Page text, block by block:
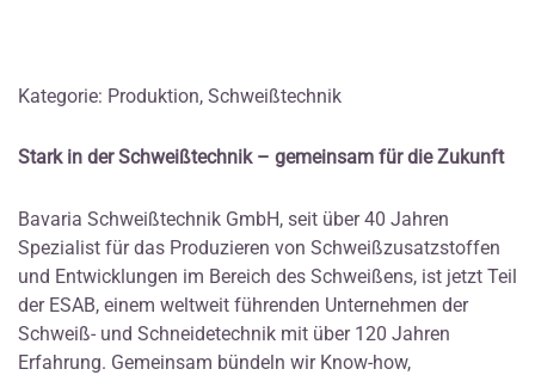
Kategorie: Produktion, Schweißtechnik
Stark in der Schweißtechnik – gemeinsam für die Zukunft
Bavaria Schweißtechnik GmbH, seit über 40 Jahren
Spezialist für das Produzieren von Schweißzusatzstoffen
und Entwicklungen im Bereich des Schweißens, ist jetzt Teil
der ESAB, einem weltweit führenden Unternehmen der
Schweiß- und Schneidetechnik mit über 120 Jahren
Erfahrung. Gemeinsam bündeln wir Know-how,